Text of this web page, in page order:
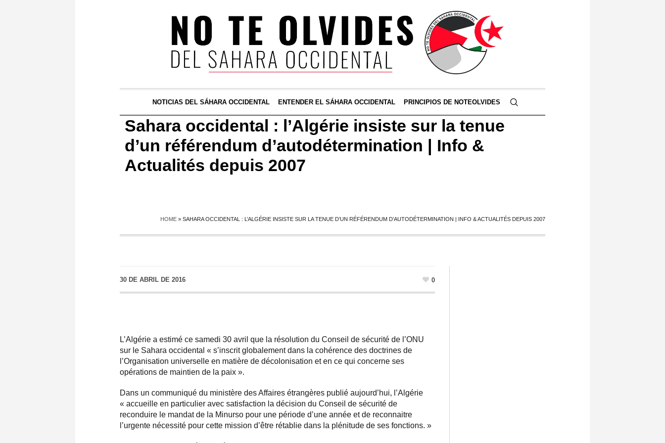
NOTICIAS DEL SÁHARA OCCIDENTAL ENTENDER EL SÁHARA OCCIDENTAL PRINCIPIOS DE NOTEOLVIDES
Sahara occidental : l’Algérie insiste sur la tenue
d’un référendum d’autodétermination | Info &
Actualités depuis 2007
HOME » SAHARA OCCIDENTAL : L’ALGÉRIE INSISTE SUR LA TENUE D’UN RÉFÉRENDUM D’AUTODÉTERMINATION | INFO & ACTUALITÉS DEPUIS 2007
30 DE ABRIL DE 2016 0
L’Algérie a estimé ce samedi 30 avril que la résolution du Conseil de sécurité de l’ONU
sur le Sahara occidental « s’inscrit globalement dans la cohérence des doctrines de
l’Organisation universelle en matière de décolonisation et en ce qui concerne ses
opérations de maintien de la paix ».
Dans un communiqué du ministère des Affaires étrangères publié aujourd’hui, l’Algérie
« accueille en particulier avec satisfaction la décision du Conseil de sécurité de
reconduire le mandat de la Minurso pour une période d’une année et de reconnaitre
l’urgente nécessité pour cette mission d’être rétablie dans la plénitude de ses fonctions. »